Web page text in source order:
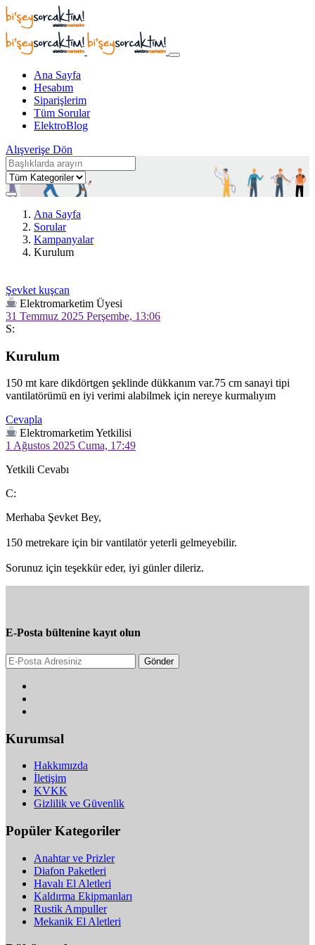
Ana Sayfa
Hesabım
Siparişlerim
Tüm Sorular
ElektroBlog
Alışverişe Dön
Ana Sayfa
Sorular
Kampanyalar
Kurulum
Şevket kuşcan
Elektromarketim Üyesi
31 Temmuz 2025 Perşembe, 13:06
S:
Kurulum
150 mt kare dikdörtgen şeklinde dükkanım var.75 cm sanayi tipi
vantilatörümü en iyi verimi alabilmek için nereye kurmalıyım
Cevapla
Elektromarketim Yetkilisi
1 Ağustos 2025 Cuma, 17:49
Yetkili Cevabı
C:
Merhaba Şevket Bey,
150 metrekare için bir vantilatör yeterli gelmeyebilir.
Sorunuz için teşekkür eder, iyi günler dileriz.
E-Posta bültenine kayıt olun
Gönder
Kurumsal
Hakkımızda
İletişim
KVKK
Gizlilik ve Güvenlik
Popüler Kategoriler
Anahtar ve Prizler
Diafon Paketleri
Havalı El Aletleri
Kaldırma Ekipmanları
Rustik Ampuller
Mekanik El Aletleri